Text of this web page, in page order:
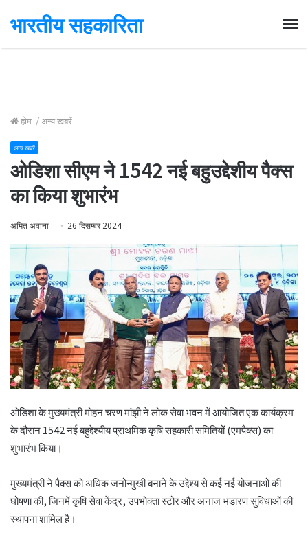
भारतीय सहकारिता
होम /अन्य खबरें
अन्य खबरें
ओडिशा सीएम ने 1542 नई बहुउद्देशीय पैक्स
का किया शुभारंभ
अमित अवाना 26 दिसम्बर 2024
ओडिशा के मुख्यमंत्री मोहन चरण मांझी ने लोक सेवा भवन में आयोजित एक कार्यक्रम
के दौरान 1542 नई बहुद्देश्यीय प्राथमिक कृषि सहकारी समितियों (एमपैक्स) का
शुभारंभ किया।
मुख्यमंत्री ने पैक्स को अधिक जनोन्मुखी बनाने के उद्देश्य से कई नई योजनाओं की
घोषणा की, जिनमें कृषि सेवा केंद्र, उपभोक्ता स्टोर और अनाज भंडारण सुविधाओं की
स्थापना शामिल है।